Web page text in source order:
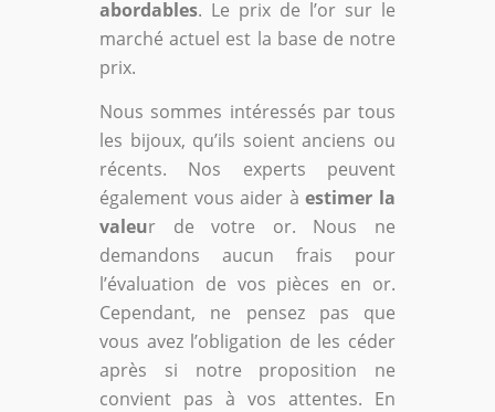
abordables. Le prix de l’or sur le
marché actuel est la base de notre
prix.
Nous sommes intéressés par tous
les bijoux, qu’ils soient anciens ou
récents. Nos experts peuvent
également vous aider àestimer la
valeur de votre or. Nous ne
demandons aucun frais pour
l’évaluation de vos pièces en or.
Cependant, ne pensez pas que
vous avez l’obligation de les céder
après si notre proposition ne
convient pas à vos attentes. En